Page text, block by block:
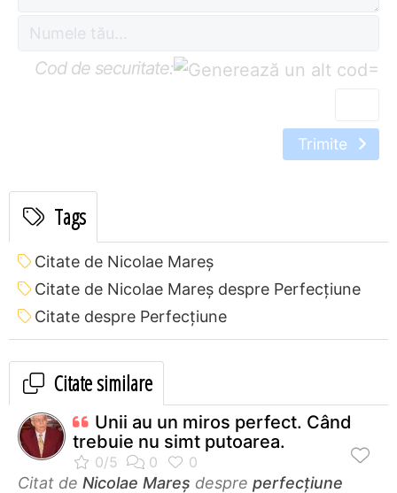
Cod de securitate: =
Trimite
Tags
Citate de Nicolae Mareș
Citate de Nicolae Mareș despre Perfecţiune
Citate despre Perfecţiune
Citate similare
Unii au un miros perfect. Când
trebuie nu simt putoarea.
Citat de Nicolae Mareș despre perfecţiune